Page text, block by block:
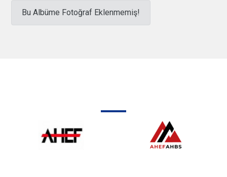
Bu Albüme Fotoğraf Eklenmemiş!